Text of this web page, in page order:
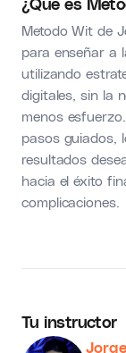
Metodo Wit de
para enseñar a
utilizando
digitales, sin la
menos
pasos guiados,
resultados
hacia el éxito
complicaciones.
Tu instructor